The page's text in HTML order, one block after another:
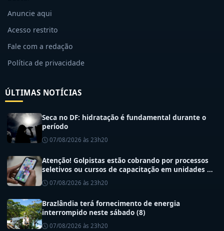
Anuncie aqui
Acesso restrito
Fale com a redação
Política de privacidade
ÚLTIMAS NOTÍCIAS
Seca no DF: hidratação é fundamental durante o
período
07/08/2026 às 23h20
Atenção! Golpistas estão cobrando por processos
seletivos ou cursos de capacitação em unidades de
07/08/2026 às 23h20
Brazlândia terá fornecimento de energia
interrompido neste sábado (8)
07/08/2026 às 23h20